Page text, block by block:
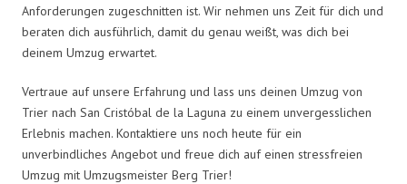
Anforderungen zugeschnitten ist. Wir nehmen uns Zeit für dich und
beraten dich ausführlich, damit du genau weißt, was dich bei
deinem Umzug erwartet.
Vertraue auf unsere Erfahrung und lass uns deinen Umzug von
Trier nach San Cristóbal de la Laguna zu einem unvergesslichen
Erlebnis machen. Kontaktiere uns noch heute für ein
unverbindliches Angebot und freue dich auf einen stressfreien
Umzug mit Umzugsmeister Berg Trier!